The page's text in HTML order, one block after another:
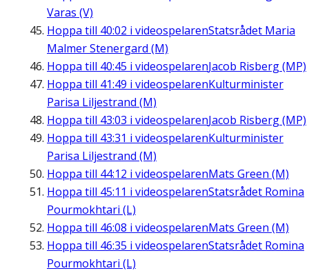
Varas (V)
Hoppa till 40:02 i videospelarenStatsrådet Maria
Malmer Stenergard (M)
Hoppa till 40:45 i videospelarenJacob Risberg (MP)
Hoppa till 41:49 i videospelarenKulturminister
Parisa Liljestrand (M)
Hoppa till 43:03 i videospelarenJacob Risberg (MP)
Hoppa till 43:31 i videospelarenKulturminister
Parisa Liljestrand (M)
Hoppa till 44:12 i videospelarenMats Green (M)
Hoppa till 45:11 i videospelarenStatsrådet Romina
Pourmokhtari (L)
Hoppa till 46:08 i videospelarenMats Green (M)
Hoppa till 46:35 i videospelarenStatsrådet Romina
Pourmokhtari (L)